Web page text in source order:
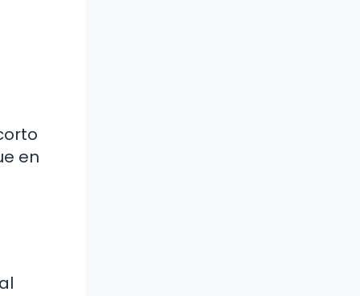
en